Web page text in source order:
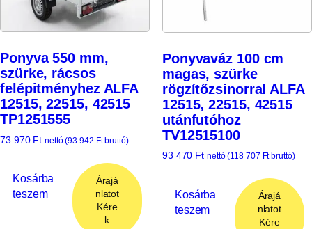
Ponyva 550 mm,
szürke, rácsos
felépitményhez ALFA
12515, 22515, 42515
TP1251555
73 970 Ft nettó (93 942 Ftbruttó)
Kosárba
teszem
Árajá
nlatot
Kére
k
Ponyvaváz 100 cm
magas, szürke
rögzítőzsinorral ALFA
12515, 22515, 42515
utánfutóhoz
TV12515100
93 470 Ft nettó (118 707 Ftbruttó)
Kosárba
teszem
Árajá
nlatot
Kére